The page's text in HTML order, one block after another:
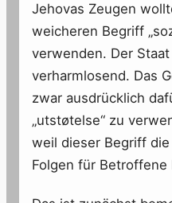
Jehovas Zeugen
weicheren Begriff
verwenden. Der
verharmlosend. Das
zwar ausdrücklich
„utstøtelse“ zu
weil dieser Begriff
Folgen für